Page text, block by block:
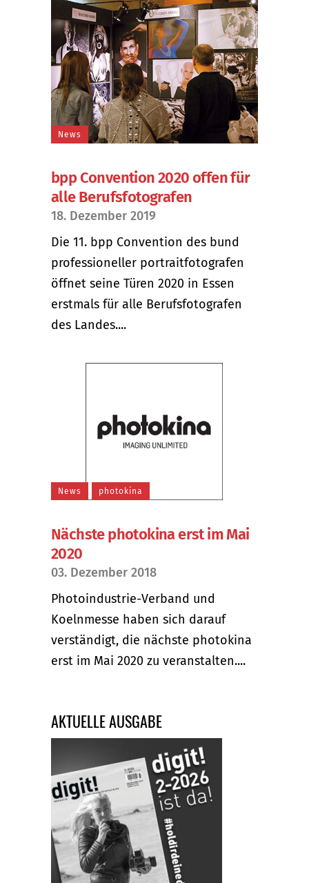
News
bpp Convention 2020 offen für
alle Berufsfotografen
18. Dezember 2019
Die 11. bpp Convention des bund
professioneller portraitfotografen
öffnet seine Türen 2020 in Essen
erstmals für alle Berufsfotografen
des Landes....
News photokina
Nächste photokina erst im Mai
2020
03. Dezember 2018
Photoindustrie-Verband und
Koelnmesse haben sich darauf
verständigt, die nächste photokina
erst im Mai 2020 zu veranstalten....
AKTUELLE AUSGABE